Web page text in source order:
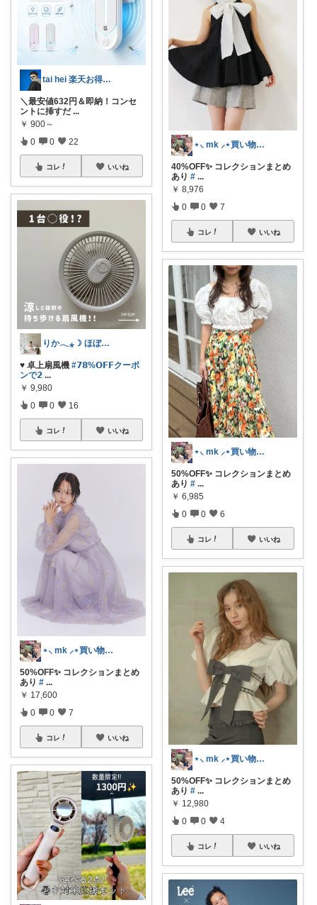
tai hei 楽天お得情報🉐
＼最安値632円＆即納！コンセ
ントに挿すだ ...
￥ 900～
0 0 22
コレ いいね
りか𓂃⁎☽ ほぼオリ写
♥ 卓上扇風機 #𝟳𝟴%𝗢𝗙𝗙クーポ
ンで𝟮 ...
￥ 9,980
0 0 16
コレ いいね
⋆⸜ mk ⸝⋆買い物は楽天で
50%OFF✨ コレクションまとめ
あり # ...
￥ 17,600
0 0 7
コレ いいね
⋆⸜ mk ⸝⋆買い物は楽天で
40%OFF✨ コレクションまとめ
あり # ...
￥ 8,976
0 0 7
コレ いいね
⋆⸜ mk ⸝⋆買い物は楽天で
50%OFF✨ コレクションまとめ
あり # ...
￥ 6,985
0 0 6
コレ いいね
⋆⸜ mk ⸝⋆買い物は楽天で
50%OFF✨ コレクションまとめ
あり # ...
￥ 12,980
0 0 4
コレ いいね